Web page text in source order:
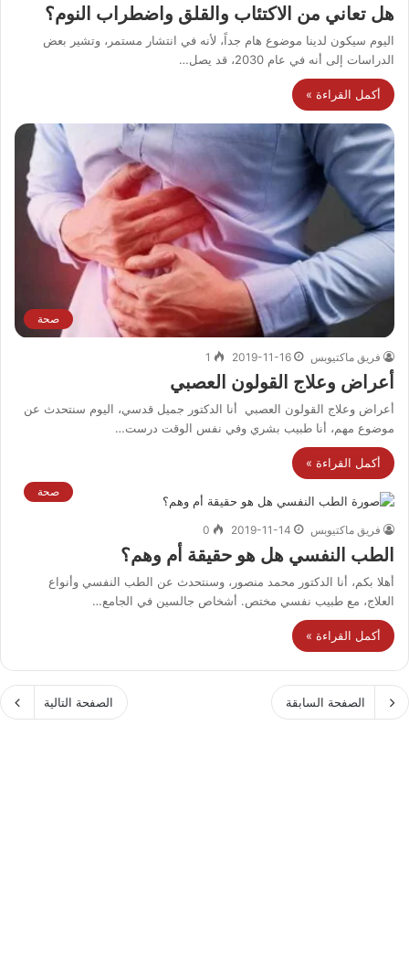
هل تعاني من الاكتئاب والقلق واضطراب النوم؟
اليوم سيكون لدينا موضوع هام جداً، لأنه في انتشار مستمر، وتشير بعض
الدراسات إلى أنه في عام 2030، قد يصل…
أكمل القراءة »
صحة
فريق ماكتيوبس 2019-11-16
1
أعراض وعلاج القولون العصبي
أعراض وعلاج القولون العصبي أنا الدكتور جميل قدسي، اليوم سنتحدث عن
موضوع مهم، أنا طبيب بشري وفي نفس الوقت درست…
أكمل القراءة »
صحة
فريق ماكتيوبس 2019-11-14
0
الطب النفسي هل هو حقيقة أم وهم؟
أهلا بكم، أنا الدكتور محمد منصور، وسنتحدث عن الطب النفسي وأنواع
العلاج، مع طبيب نفسي مختص. أشخاص جالسين في الجامع…
أكمل القراءة »
الصفحة السابقة الصفحة التالية